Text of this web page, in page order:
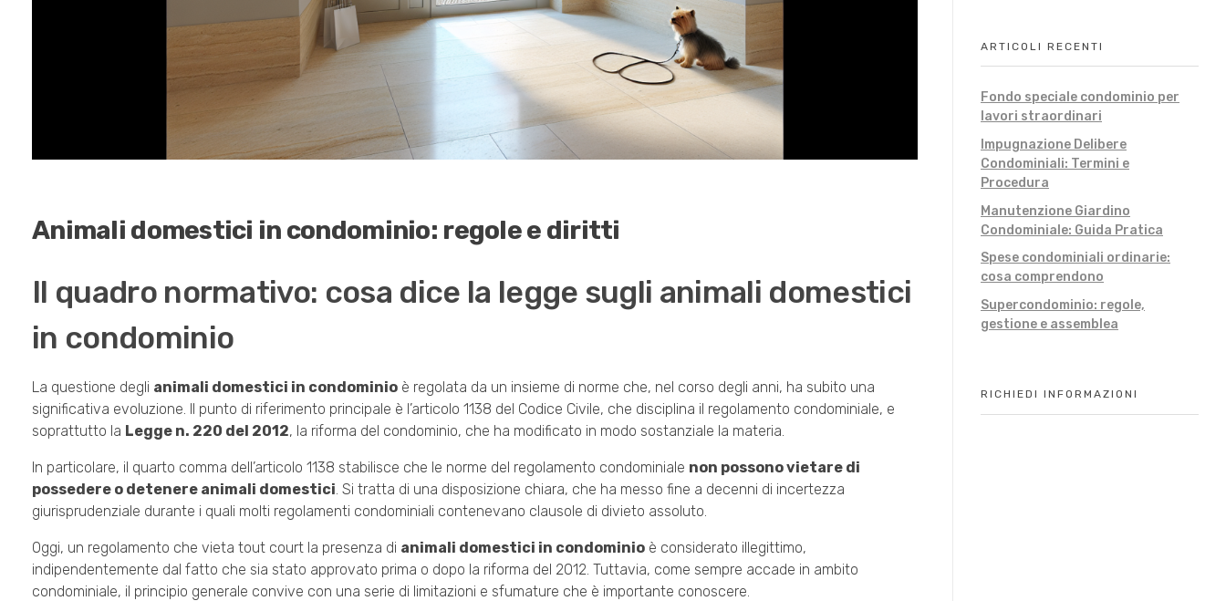
Animali domestici in condominio: regole e diritti
Il quadro normativo: cosa dice la legge sugli animali domestici
in condominio
La questione degli animali domestici in condominio è regolata da un insieme di norme che, nel corso degli anni, ha subito una
significativa evoluzione. Il punto di riferimento principale è l’articolo 1138 del Codice Civile, che disciplina il regolamento condominiale, e
soprattutto la Legge n. 220 del 2012, la riforma del condominio, che ha modificato in modo sostanziale la materia.
In particolare, il quarto comma dell’articolo 1138 stabilisce che le norme del regolamento condominiale non possono vietare di
possedere o detenere animali domestici . Si tratta di una disposizione chiara, che ha messo fine a decenni di incertezza
giurisprudenziale durante i quali molti regolamenti condominiali contenevano clausole di divieto assoluto.
Oggi, un regolamento che vieta tout court la presenza di animali domestici in condominio è considerato illegittimo,
indipendentemente dal fatto che sia stato approvato prima o dopo la riforma del 2012. Tuttavia, come sempre accade in ambito
condominiale, il principio generale convive con una serie di limitazioni e sfumature che è importante conoscere.
ARTICOLI RECENTI
Fondo speciale condominio per
lavori straordinari
Impugnazione Delibere
Condominiali: Termini e
Procedura
Manutenzione Giardino
Condominiale: Guida Pratica
Spese condominiali ordinarie:
cosa comprendono
Supercondominio: regole,
gestione e assemblea
RICHIEDI INFORMAZIONI